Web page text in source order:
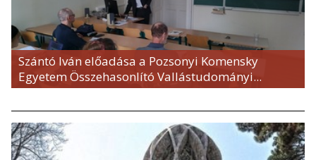
Szántó Iván előadása a Pozsonyi Komensky
Egyetem Összehasonlító Vallástudományi...